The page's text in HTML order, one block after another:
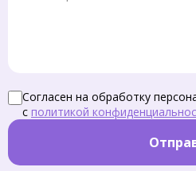
Согласен на обработку
с политикой